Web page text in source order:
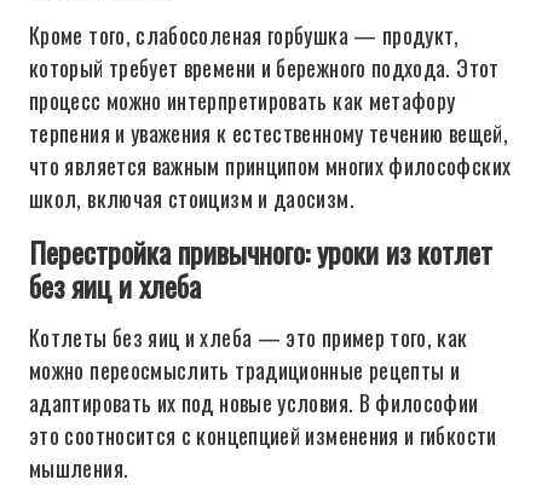
Кроме того, слабосоленая горбушка — продукт,
который требует времени и бережного подхода. Этот
процесс можно интерпретировать как метафору
терпения и уважения к естественному течению вещей,
что является важным принципом многих философских
школ, включая стоицизм и даосизм.
Перестройка привычного: уроки из котлет
без яиц и хлеба
Котлеты без яиц и хлеба — это пример того, как
можно переосмыслить традиционные рецепты и
адаптировать их под новые условия. В философии
это соотносится с концепцией изменения и гибкости
мышления.